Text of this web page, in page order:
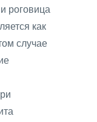
роговица
как
случае